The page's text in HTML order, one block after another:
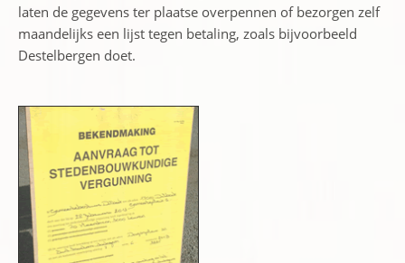
laten de gegevens ter plaatse overpennen of bezorgen zelf
maandelijks een lijst tegen betaling, zoals bijvoorbeeld
Destelbergen doet.